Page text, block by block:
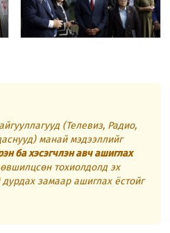
(Телевиз, Радио,
манай мэдээллийг
ба хэсэгчлэн авч ашиглах
тохиолдолд эх
замаар ашиглах ёстойг